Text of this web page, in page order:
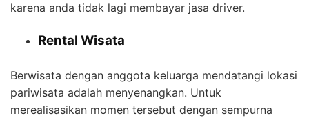
karena anda tidak lagi membayar jasa driver.
Rental Wisata
Berwisata dengan anggota keluarga mendatangi lokasi
pariwisata adalah menyenangkan. Untuk
merealisasikan momen tersebut dengan sempurna